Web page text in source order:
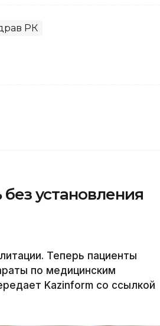
РК
установления
Теперь пациенты
по медицинским
Kazinform со ссылкой